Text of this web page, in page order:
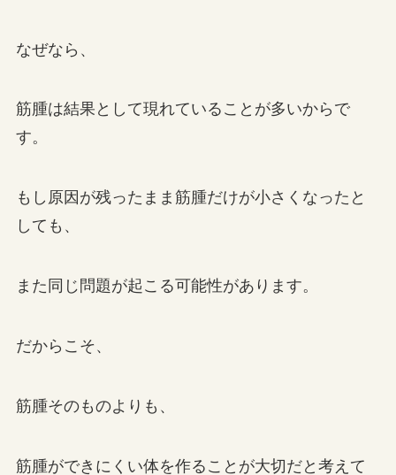
なぜなら、
筋腫は結果として現れていることが多いからで
す。
もし原因が残ったまま筋腫だけが小さくなったと
しても、
また同じ問題が起こる可能性があります。
だからこそ、
筋腫そのものよりも、
筋腫ができにくい体を作ることが大切だと考えて